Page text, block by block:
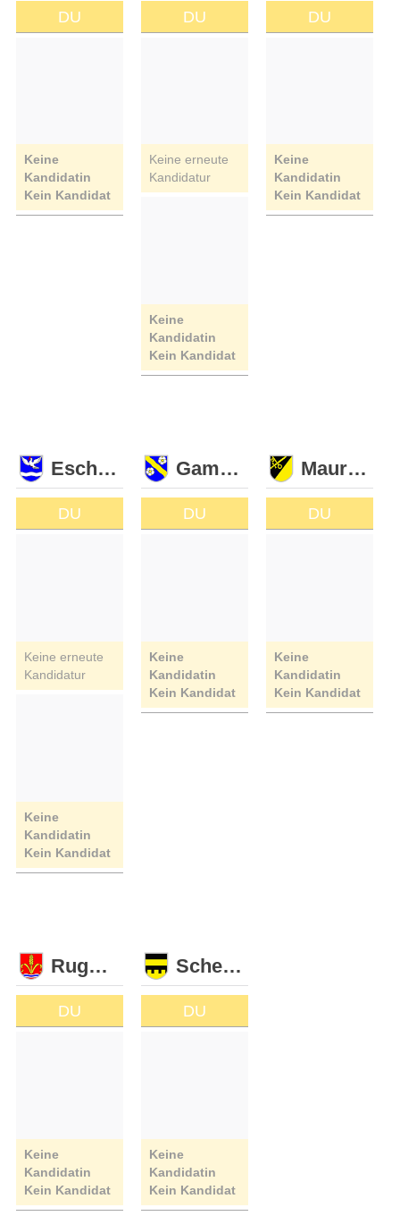
DU
Keine
Kandidatin
Kein Kandidat
DU
Keine erneute
Kandidatur
Keine
Kandidatin
Kein Kandidat
DU
Keine
Kandidatin
Kein Kandidat
Eschen
DU
Keine erneute
Kandidatur
Keine
Kandidatin
Kein Kandidat
Gamprin
DU
Keine
Kandidatin
Kein Kandidat
Mauren
DU
Keine
Kandidatin
Kein Kandidat
Ruggell
DU
Keine
Kandidatin
Kein Kandidat
Schellenberg
DU
Keine
Kandidatin
Kein Kandidat